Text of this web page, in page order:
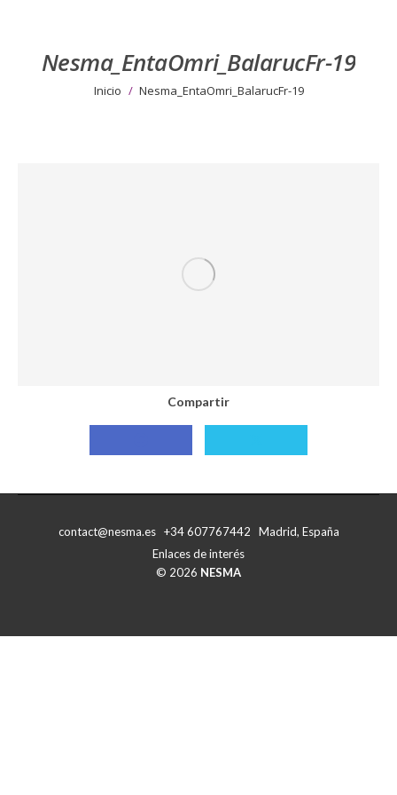
Nesma_EntaOmri_BalarucFr-19
Estás aquí:
Inicio Nesma_EntaOmri_BalarucFr-19
Compartir
Compartir
Compartir
contact@nesma.es +34 607767442 Madrid, España
Enlaces de interés
© 2026 NESMA